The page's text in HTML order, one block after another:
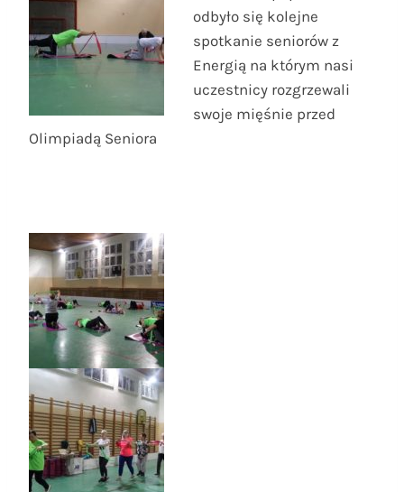
odbyło się kolejne
spotkanie seniorów z
Energią na którym nasi
uczestnicy rozgrzewali
swoje mięśnie przed
Olimpiadą Seniora